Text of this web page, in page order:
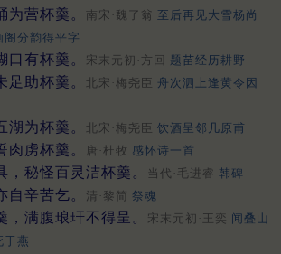
为营杯羹。 南宋·魏了翁 至后再见大雪杨尚
分韵得平字
口有杯羹。 宋末元初·方回 题苗经历耕野
足助杯羹。 北宋·梅尧臣 舟次泗上逢黄令因
湖为杯羹。 北宋·梅尧臣 饮酒呈邻几原甫
肉虏杯羹。 唐·杜牧 感怀诗一首
，秘怪百灵洁杯羹。 当代·毛进睿 韩碑
自辛苦乞。 清·黎简 祭魂
，满腹琅玕不得呈。 宋末元初·王奕 闻叠山
于燕